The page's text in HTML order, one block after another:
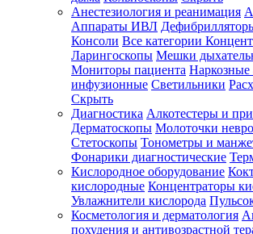
Анестезиология и реанимация
Аппараты ИВЛ
Консоли Все категории
Ларингоскопы Мешки
Мониторы пациента Наркозные
инфузионные Светильники
Скрыть
Диагностика Алкотестеры и
Дерматоскопы Молоточки
Стетоскопы Тонометры и
Фонарики диагностические
Кислородное оборудование
кислородные Концентраторы
Увлажнители кислорода
Косметология и дерматология
похудения и антивозрастной